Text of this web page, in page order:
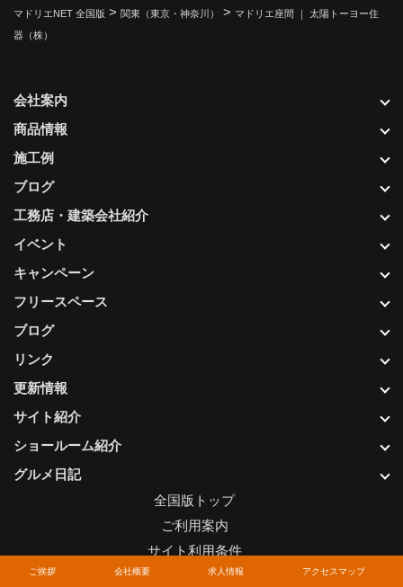
ご挨拶 会社概要 求人情報 アクセスマップ
マドリエNET 全国版 > 関東（東京・神奈川） > マドリエ座間 ｜ 太陽トーヨー住
器（株）
更新情報
サイト紹介
ショールーム紹介
グルメ日記
会社案内
商品情報
施工例
ブログ
工務店・建築会社紹介
イベント
キャンペーン
フリースペース
ブログ
リンク
全国版トップ
ご利用案内
サイト利用条件
プライバシーポリシー